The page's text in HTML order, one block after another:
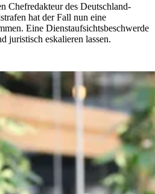
Chefredakteur des Deutschland-
hat der Fall nun eine
Eine Dienstaufsichtsbeschwerde
juristisch eskalieren lassen.